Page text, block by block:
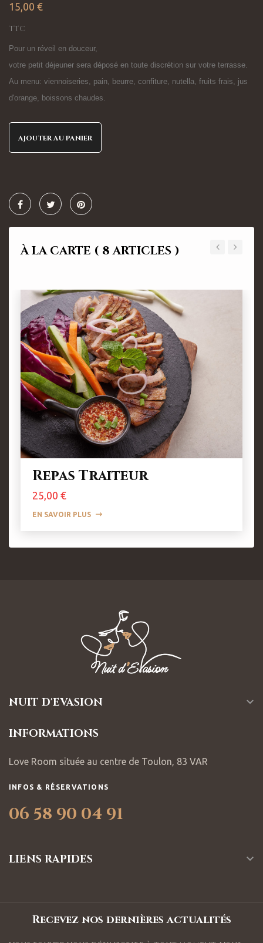
15,00 €
TTC
Pour un réveil en douceur,
votre petit déjeuner sera déposé en toute discrétion sur votre terrasse.
Au menu: viennoiseries, pain, beurre, confiture, nutella, fruits frais, jus
d'orange, boissons chaudes.
AJOUTER AU PANIER
À LA CARTE ( 8 ARTICLES )
Repas Traiteur
Prix
25,00 €
EN SAVOIR PLUS
NUIT D'EVASION 
INFORMATIONS
Love Room située au centre de Toulon, 83 VAR
INFOS & RÉSERVATIONS
06 58 90 04 91
LIENS RAPIDES 
Recevez nos dernières actualités